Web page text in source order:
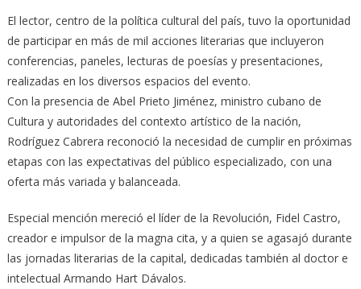
El lector, centro de la política cultural del país, tuvo la oportunidad
de participar en más de mil acciones literarias que incluyeron
conferencias, paneles, lecturas de poesías y presentaciones,
realizadas en los diversos espacios del evento.
Con la presencia de Abel Prieto Jiménez, ministro cubano de
Cultura y autoridades del contexto artístico de la nación,
Rodríguez Cabrera reconoció la necesidad de cumplir en próximas
etapas con las expectativas del público especializado, con una
oferta más variada y balanceada.
Especial mención mereció el líder de la Revolución, Fidel Castro,
creador e impulsor de la magna cita, y a quien se agasajó durante
las jornadas literarias de la capital, dedicadas también al doctor e
intelectual Armando Hart Dávalos.